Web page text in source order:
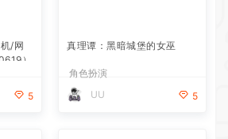
/网
）
5
真理谭：黑暗城堡的女巫
角色扮演
UU
5